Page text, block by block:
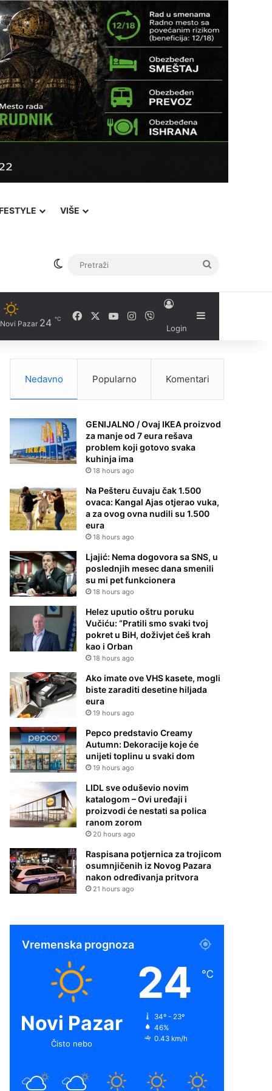
VIŠE
Switch skin
Novi Pazar 24 ℃ FacebookYouTubeInstagram
Viber
Login
Sidebar
Nedavno Popularno Komentari
GENIJALNO / Ovaj IKEA proizvod
za manje od 7 eura rešava
problem koji gotovo svaka
kuhinja ima
18 hours ago
Na Pešteru čuvaju čak 1.500
ovaca: Kangal Ajas otjerao vuka,
a za ovog ovna nudili su 1.500
eura
18 hours ago
Ljajić: Nema dogovora sa SNS, u
poslednjih mesec dana smenili
su mi pet funkcionera
18 hours ago
Helez uputio oštru poruku
Vučiću: “Pratili smo svaki tvoj
pokret u BiH, doživjet ćeš krah
kao i Orban
18 hours ago
Ako imate ove VHS kasete, mogli
biste zaraditi desetine hiljada
eura
19 hours ago
Pepco predstavio Creamy
Autumn: Dekoracije koje će
unijeti toplinu u svaki dom
19 hours ago
LIDL sve oduševio novim
katalogom – Ovi uređaji i
proizvodi će nestati sa polica
ranom zorom
20 hours ago
Raspisana potjernica za trojicom
osumnjičenih iz Novog Pazara
nakon određivanja pritvora
21 hours ago
Vremenska prognoza
Novi Pazar
Čisto nebo
24 ℃
34º - 23º
46%
0.43 km/h